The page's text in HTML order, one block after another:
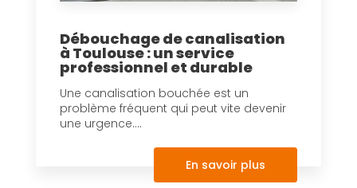
Débouchage de canalisation
à Toulouse : un service
professionnel et durable
Une canalisation bouchée est un
problème fréquent qui peut vite devenir
une urgence....
En savoir plus